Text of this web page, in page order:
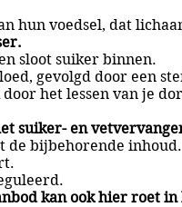
hun voedsel, dat
sloot suiker binnen.
gevolgd door een
het lessen van je
suiker- en
de bijbehorende inhoud.
kan ook hier roet in